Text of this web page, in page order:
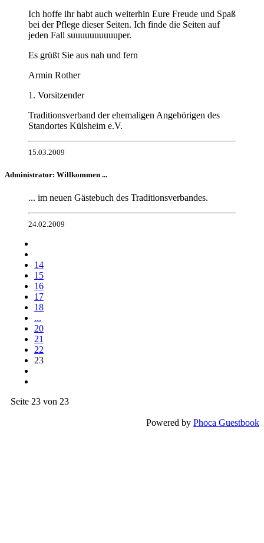
Ich hoffe ihr habt auch weiterhin Eure Freude und Spaß
bei der Pflege dieser Seiten. Ich finde die Seiten auf
jeden Fall suuuuuuuuuuper.
Es grüßt Sie aus nah und fern
Armin Rother
1. Vorsitzender
Traditionsverband der ehemaligen Angehörigen des
Standortes Külsheim e.V.
15.03.2009
Administrator: Willkommen ...
... im neuen Gästebuch des Traditionsverbandes.
24.02.2009
14
15
16
17
18
...
20
21
22
23
Seite 23 von 23
Powered by Phoca Guestbook